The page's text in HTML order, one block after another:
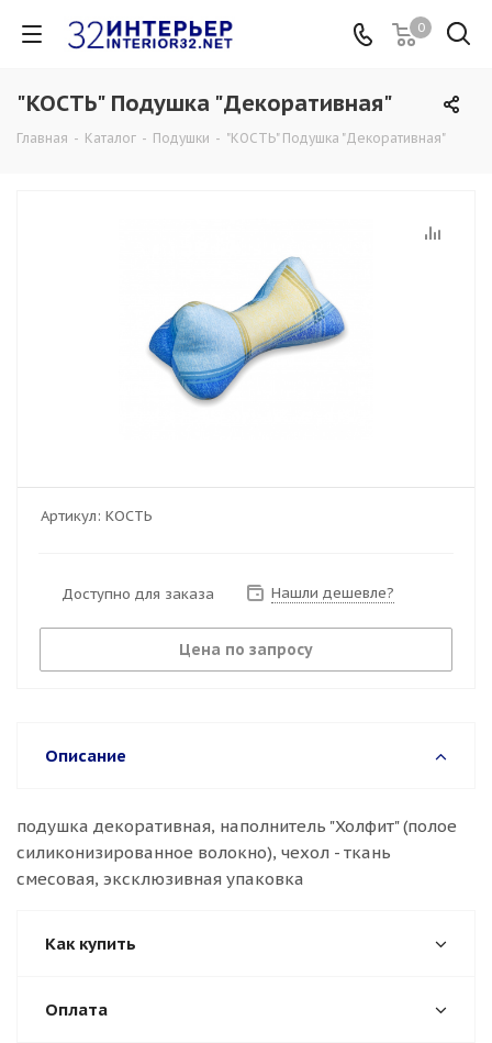
0
"КОСТЬ" Подушка "Декоративная"
Главная - Каталог - Подушки - "КОСТЬ" Подушка "Декоративная"
Артикул: КОСТЬ
Доступно для заказа Нашли дешевле?
Цена по запросу
Описание
подушка декоративная, наполнитель "Холфит" (полое
силиконизированное волокно), чехол - ткань
смесовая, эксклюзивная упаковка
Как купить
Оплата